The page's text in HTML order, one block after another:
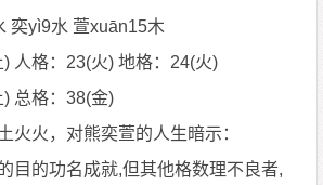
奕yì9水 萱xuān15木
人格：23(火) 地格：24(火)
总格：38(金)
火火，对熊奕萱的人生暗示：
目的功名成就,但其他格数理不良者,